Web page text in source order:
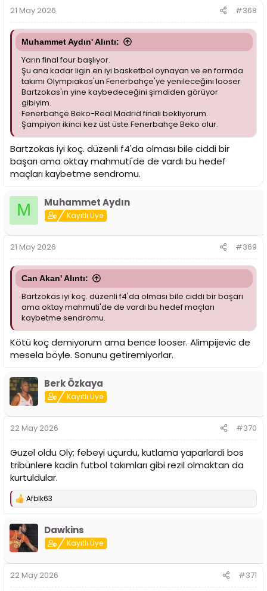
21 May 2026 #368
Muhammet Aydın' Alıntı:
Yarın final four başlıyor.
Şu ana kadar ligin en iyi basketbol oynayan ve en formda
takımı Olympiakos'un Fenerbahçe'ye yenileceğini looser
Bartzokas'ın yine kaybedeceğini şimdiden görüyor
gibiyim.
Fenerbahçe Beko-Real Madrid finali bekliyorum.
Şampiyon ikinci kez üst üste Fenerbahçe Beko olur.
Bartzokas iyi koç. düzenli f4'da olması bile ciddi bir
başarı ama oktay mahmuti'de de vardı bu hedef
maçları kaybetme sendromu.
M Muhammet Aydın
Kayıtlı Üye
21 May 2026 #369
Can Akan' Alıntı:
Bartzokas iyi koç. düzenli f4'da olması bile ciddi bir başarı
ama oktay mahmuti'de de vardı bu hedef maçları
kaybetme sendromu.
Kötü koç demiyorum ama bence looser. Alimpijevic de
mesela böyle. Sonunu getiremiyorlar.
Berk Özkaya
Kayıtlı Üye
22 May 2026 #370
Guzel oldu Oly; febeyi uçurdu, kutlama yaparlardi bos
tribünlere kadin futbol takımları gibi rezil olmaktan da
kurtuldular.
T
p
k
i
l
:
Afblk63
Dawkins
Kayıtlı Üye
22 May 2026 #371